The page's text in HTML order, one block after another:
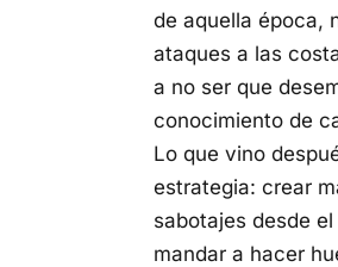
de aquella época,
ataques a las
a no ser que
conocimiento de
Lo que vino
estrategia: crear
sabotajes desde
mandar a hacer